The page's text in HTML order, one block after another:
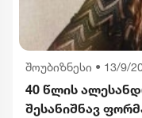
შოუბიზნესი • 13/9/
40 წლის
შესანიშნავ